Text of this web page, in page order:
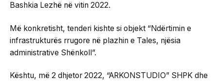
Bashkia Lezhë në vitin 2022.
Më konkretisht, tenderi kishte si objekt “Ndërtimin e
infrastrukturës rrugore në plazhin e Tales, njësia
administrative Shënkoll”.
Kështu, më 2 dhjetor 2022, “ARKONSTUDIO” SHPK dhe